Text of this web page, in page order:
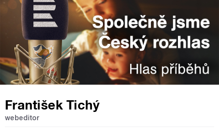
František Tichý
webeditor